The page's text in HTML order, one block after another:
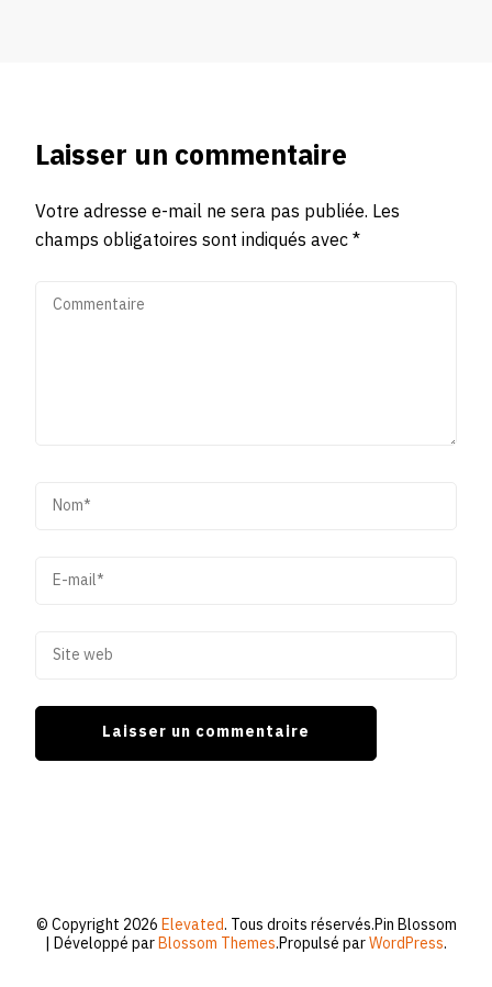
Laisser un commentaire
Votre adresse e-mail ne sera pas publiée. Les
champs obligatoires sont indiqués avec*
© Copyright 2026Elevated. Tous droits réservés.Pin Blossom
| Développé parBlossom Themes.Propulsé parWordPress.